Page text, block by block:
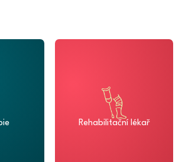
Rehabilitační lékař